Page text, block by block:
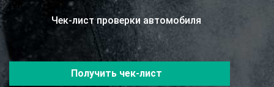
Чек-лист проверки автомобиля
Получить чек-лист